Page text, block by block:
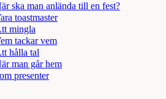
ska man anlända till en fest?
toastmaster
mingla
tackar vem
hålla tal
man går hem
presenter